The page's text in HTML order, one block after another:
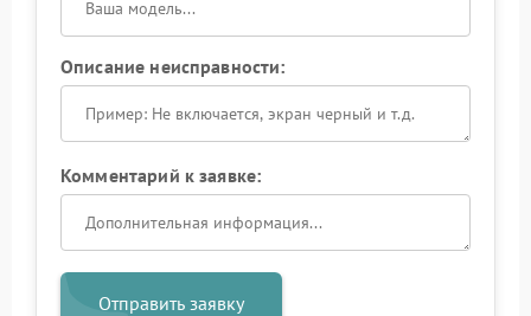
Описание неисправности:
Комментарий к заявке:
Отправить заявку